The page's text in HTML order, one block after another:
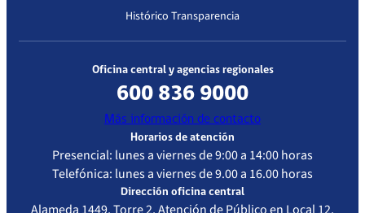
cumplimiento
a su Plan de
Fecha
Resolución
Resolución
Vigencia de
la
acreditación
Estándar de
Acreditación
Histórico Transparencia
Oficina central y agencias regionales
600 836 9000
Más información de contacto
Horarios de atención
Presencial: lunes a viernes de 9:00 a 14:00 horas
Telefónica: lunes a viernes de 9.00 a 16.00 horas
Dirección oficina central
Alameda 1449, Torre 2, Atención de Público en Local 12,